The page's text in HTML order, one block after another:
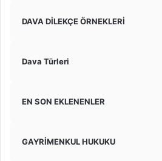
DAVA DİLEKÇE ÖRNEKLERİ
Dava Türleri
EN SON EKLENENLER
GAYRİMENKUL HUKUKU